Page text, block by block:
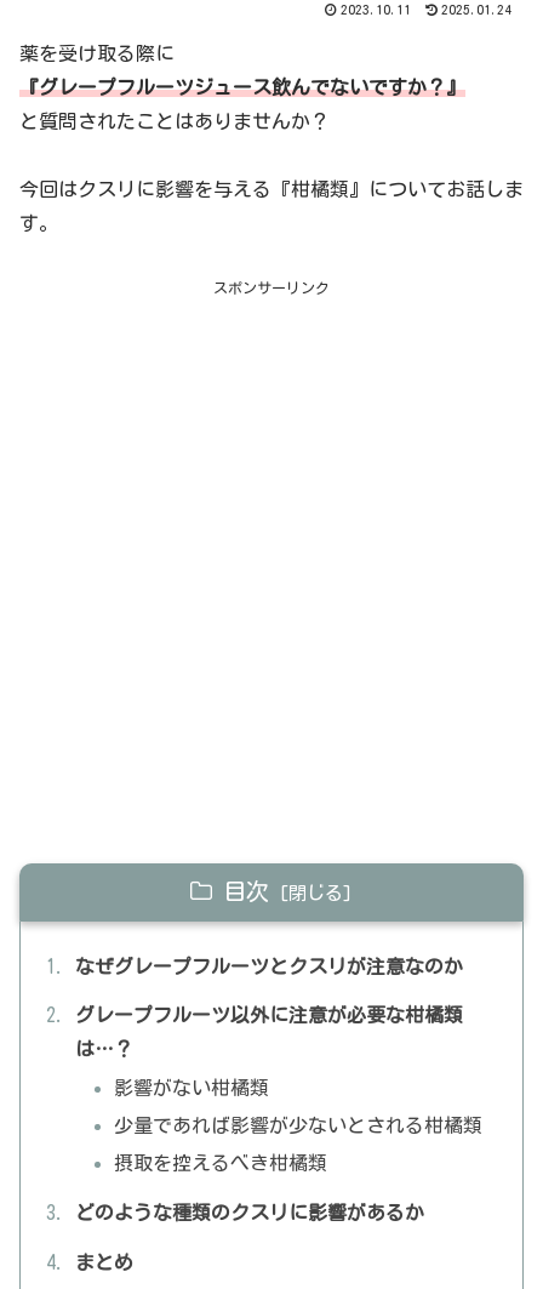
2023.10.11 2025.01.24
薬を受け取る際に
『グレープフルーツジュース飲んでないですか？』
と質問されたことはありませんか？
今回はクスリに影響を与える『柑橘類』についてお話しま
す。
スポンサーリンク
目次
なぜグレープフルーツとクスリが注意なのか
グレープフルーツ以外に注意が必要な柑橘類
は…？
影響がない柑橘類
少量であれば影響が少ないとされる柑橘類
摂取を控えるべき柑橘類
どのような種類のクスリに影響があるか
まとめ